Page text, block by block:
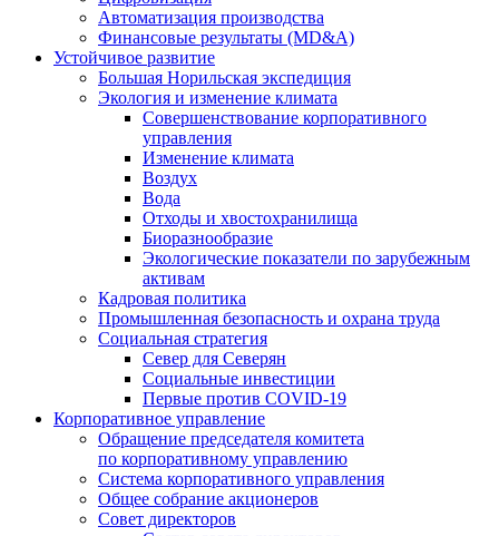
Автоматизация производства
Финансовые результаты (MD&A)
Устойчивое развитие
Большая Норильская экспедиция
Экология и изменение климата
Совершенствование корпоративного
управления
Изменение климата
Воздух
Вода
Отходы и хвостохранилища
Биоразнообразие
Экологические показатели по зарубежным
активам
Кадровая политика
Промышленная безопасность и охрана труда
Социальная стратегия
Север для Северян
Социальные инвестиции
Первые против COVID‑19
Корпоративное управление
Обращение председателя комитета
по корпоративному управлению
Система корпоративного управления
Общее собрание акционеров
Совет директоров